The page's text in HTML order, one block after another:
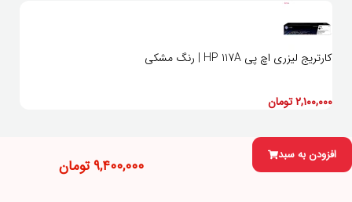
کارتریج لیزری اچ پی HP 117A | رنگ مشکی
۲,۱۰۰,۰۰۰تومان
افزودن به سبد
۹,۴۰۰,۰۰۰تومان